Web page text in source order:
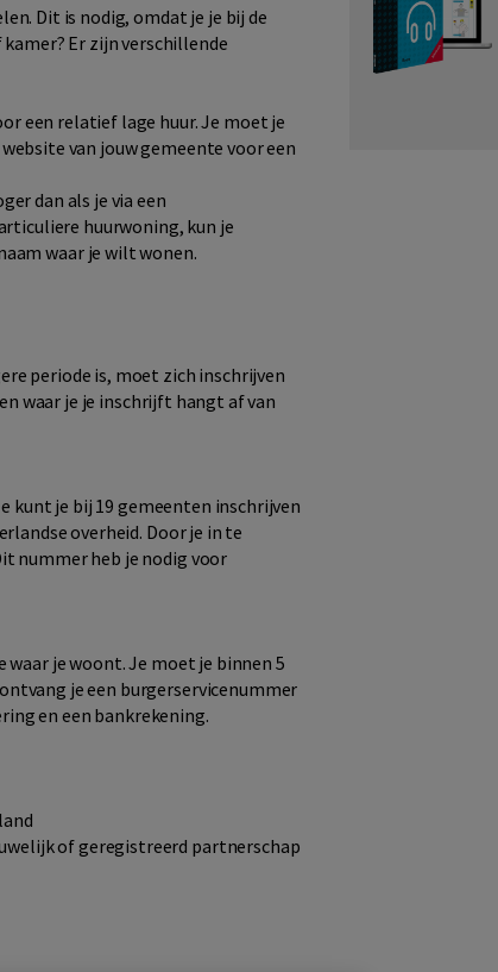
Dit is nodig, omdat je je bij de
Er zijn verschillende
een relatief lage huur. Je moet je
van jouw gemeente voor een
dan als je via een
huurwoning, kun je
waar je wilt wonen.
periode is, moet zich inschrijven
waar je je inschrijft hangt af van
kunt je bij 19 gemeenten inschrijven
overheid. Door je in te
nummer heb je nodig voor
je woont. Je moet je binnen 5
je een burgerservicenummer
en een bankrekening.
of geregistreerd partnerschap